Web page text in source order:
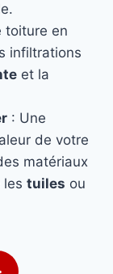
toiture en
infiltrations
et la
: Une
de votre
matériaux
les tuiles ou